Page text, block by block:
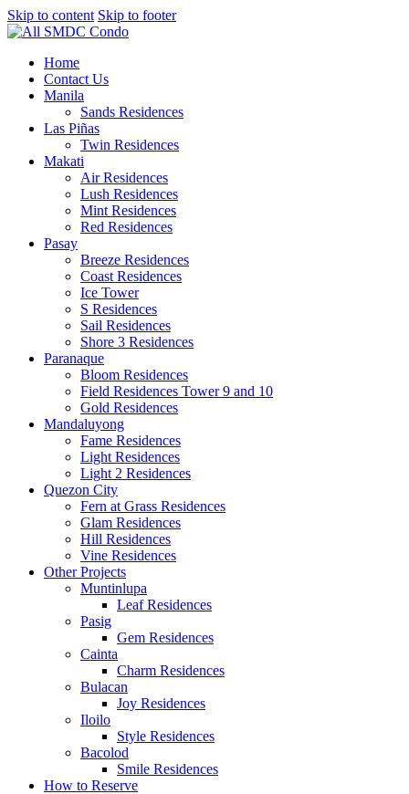
Skip to content Skip to footer
Home
Contact Us
Manila
Sands Residences
Las Piñas
Twin Residences
Makati
Air Residences
Lush Residences
Mint Residences
Red Residences
Pasay
Breeze Residences
Coast Residences
Ice Tower
S Residences
Sail Residences
Shore 3 Residences
Paranaque
Bloom Residences
Field Residences Tower 9 and 10
Gold Residences
Mandaluyong
Fame Residences
Light Residences
Light 2 Residences
Quezon City
Fern at Grass Residences
Glam Residences
Hill Residences
Vine Residences
Other Projects
Muntinlupa
Leaf Residences
Pasig
Gem Residences
Cainta
Charm Residences
Bulacan
Joy Residences
Iloilo
Style Residences
Bacolod
Smile Residences
How to Reserve